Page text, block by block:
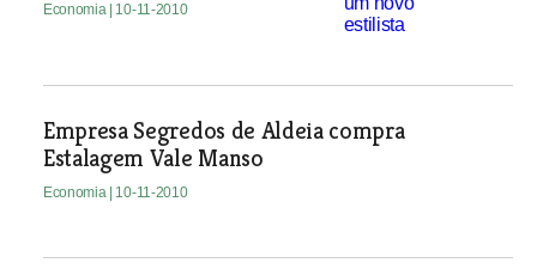
Economia | 10-11-2010
Empresa Segredos de Aldeia compra
Estalagem Vale Manso
Economia | 10-11-2010